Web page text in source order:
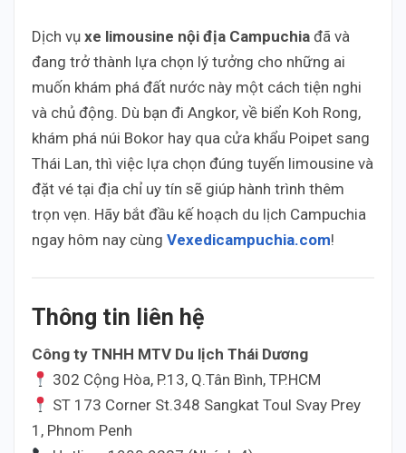
Dịch vụ xe limousine nội địa Campuchia đã và
đang trở thành lựa chọn lý tưởng cho những ai
muốn khám phá đất nước này một cách tiện nghi
và chủ động. Dù bạn đi Angkor, về biển Koh Rong,
khám phá núi Bokor hay qua cửa khẩu Poipet sang
Thái Lan, thì việc lựa chọn đúng tuyến limousine và
đặt vé tại địa chỉ uy tín sẽ giúp hành trình thêm
trọn vẹn. Hãy bắt đầu kế hoạch du lịch Campuchia
ngay hôm nay cùng Vexedicampuchia.com!
Thông tin liên hệ
Công ty TNHH MTV Du lịch Thái Dương
302 Cộng Hòa, P.13, Q.Tân Bình, TP.HCM
ST 173 Corner St.348 Sangkat Toul Svay Prey
1, Phnom Penh